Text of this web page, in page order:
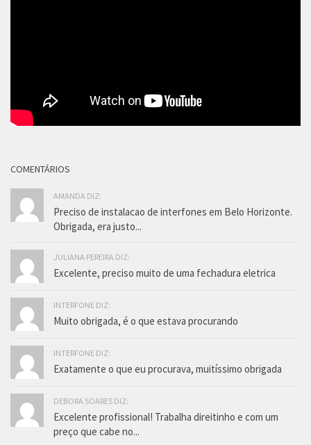
COMENTÁRIOS
AMANDA DIZ:
Preciso de instalacao de interfones em Belo Horizonte.
Obrigada, era justo...
JULIANA PEREIRA DIZ:
Excelente, preciso muito de uma fechadura eletrica
INTERFONE DIZ:
Muito obrigada, é o que estava procurando
INTERFONE DIZ:
Exatamente o que eu procurava, muitíssimo obrigada
DEBORA SOARES DIZ:
Excelente profissional! Trabalha direitinho e com um
preço que cabe no...